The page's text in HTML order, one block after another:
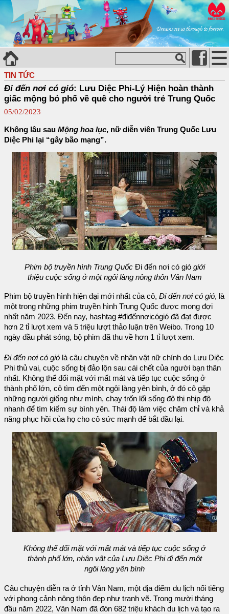
TIN TỨC
Đi đến nơi có gió: Lưu Diệc Phi-Lý Hiện hoàn thành
giấc mộng bỏ phố về quê cho người trẻ Trung Quốc
05/02/2023
Không lâu sau Mộng hoa lục, nữ diễn viên Trung Quốc Lưu
Diệc Phi lại “gây bão mạng”.
Phim bộ truyền hình Trung QuốcĐi đến nơi có gió giới
thiệu cuộc sống ở một ngôi làng nông thôn Vân Nam
Phim bộ truyền hình hiện đại mới nhất của cô, Đi đến nơi có gió, là
một trong những phim truyền hình Trung Quốc được mong đợi
nhất năm 2023. Đến nay, hashtag #điđếnnơicógió đã đạt được
hơn 2 tỉ lượt xem và 5 triệu lượt thảo luận trên Weibo. Trong 10
ngày đầu phát sóng, bộ phim đã thu về hơn 1 tỉ lượt xem.
Đi đến nơi có gió là câu chuyện về nhân vật nữ chính do Lưu Diệc
Phi thủ vai, cuộc sống bị đảo lộn sau cái chết của người bạn thân
nhất. Không thể đối mặt với mất mát và tiếp tục cuộc sống ở
thành phố lớn, cô tìm đến một ngôi làng yên bình, ở đó cô gặp
những người giống như mình, chạy trốn lối sống đô thị nhịp độ
nhanh để tìm kiếm sự bình yên. Thái độ làm việc chăm chỉ và khả
năng phục hồi của họ cho cô sức mạnh để bắt đầu lại.
Không thể đối mặt với mất mát và tiếp tục cuộc sống ở
thành phố lớn, nhân vật của Lưu Diệc Phi đi đến một
ngôi làng yên bình
Câu chuyện diễn ra ở tỉnh Vân Nam, một địa điểm du lịch nổi tiếng
với phong cảnh nông thôn đẹp như tranh vẽ. Trong mười tháng
đầu năm 2022, Vân Nam đã đón 682 triệu khách du lịch và tạo ra